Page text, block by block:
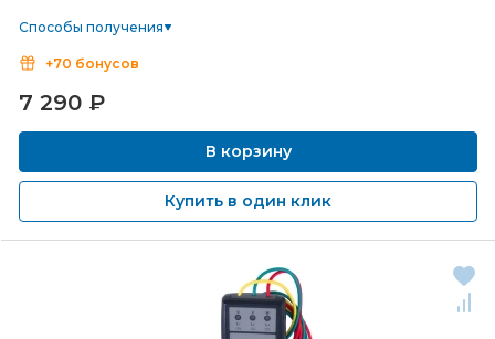
Способы получения
+70 бонусов
7 290 ₽
В корзину
Купить в один клик